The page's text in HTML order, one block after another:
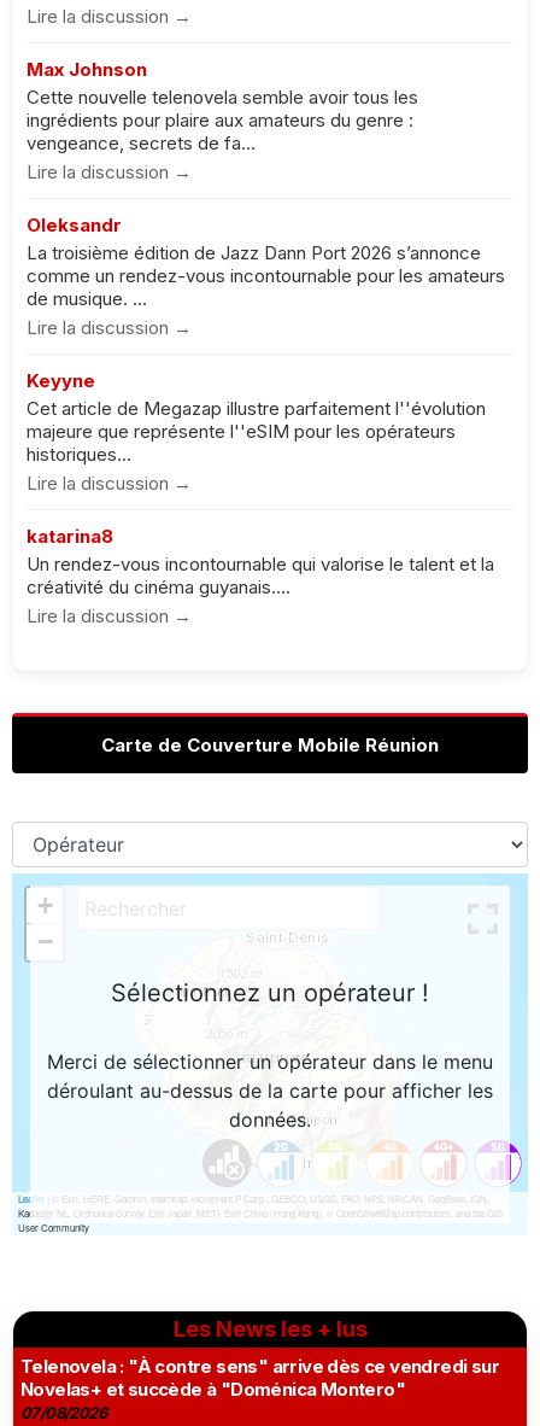
Lire la discussion →
Max Johnson
Cette nouvelle telenovela semble avoir tous les
ingrédients pour plaire aux amateurs du genre :
vengeance, secrets de fa...
Lire la discussion →
Oleksandr
La troisième édition de Jazz Dann Port 2026 s’annonce
comme un rendez-vous incontournable pour les amateurs
de musique. ...
Lire la discussion →
Keyyne
Cet article de Megazap illustre parfaitement l''évolution
majeure que représente l''eSIM pour les opérateurs
historiques...
Lire la discussion →
katarina8
Un rendez-vous incontournable qui valorise le talent et la
créativité du cinéma guyanais....
Lire la discussion →
Carte de Couverture Mobile Réunion
Les News les + lus
Telenovela : "À contre sens" arrive dès ce vendredi sur
Novelas+ et succède à "Doménica Montero"
07/08/2026